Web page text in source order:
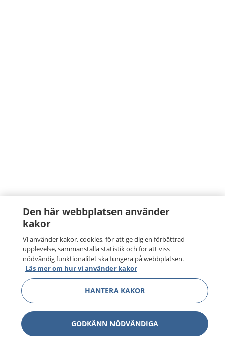
Den här webbplatsen använder
kakor
Vi använder kakor, cookies, för att ge dig en förbättrad
upplevelse, sammanställa statistik och för att viss
nödvändig funktionalitet ska fungera på webbplatsen.
Läs mer om hur vi använder kakor
HANTERA KAKOR
GODKÄNN NÖDVÄNDIGA